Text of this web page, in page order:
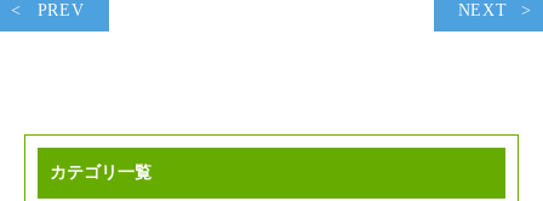
PREV NEXT
カテゴリ一覧